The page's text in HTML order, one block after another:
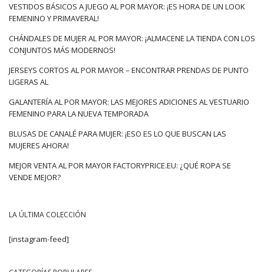
VESTIDOS BÁSICOS A JUEGO AL POR MAYOR: ¡ES HORA DE UN LOOK
FEMENINO Y PRIMAVERAL!
CHÁNDALES DE MUJER AL POR MAYOR: ¡ALMACENE LA TIENDA CON LOS
CONJUNTOS MÁS MODERNOS!
JERSEYS CORTOS AL POR MAYOR – ENCONTRAR PRENDAS DE PUNTO
LIGERAS AL
GALANTERÍA AL POR MAYOR: LAS MEJORES ADICIONES AL VESTUARIO
FEMENINO PARA LA NUEVA TEMPORADA
BLUSAS DE CANALÉ PARA MUJER: ¡ESO ES LO QUE BUSCAN LAS
MUJERES AHORA!
MEJOR VENTA AL POR MAYOR FACTORYPRICE.EU: ¿QUÉ ROPA SE
VENDE MEJOR?
LA ÚLTIMA COLECCIÓN
[instagram-feed]